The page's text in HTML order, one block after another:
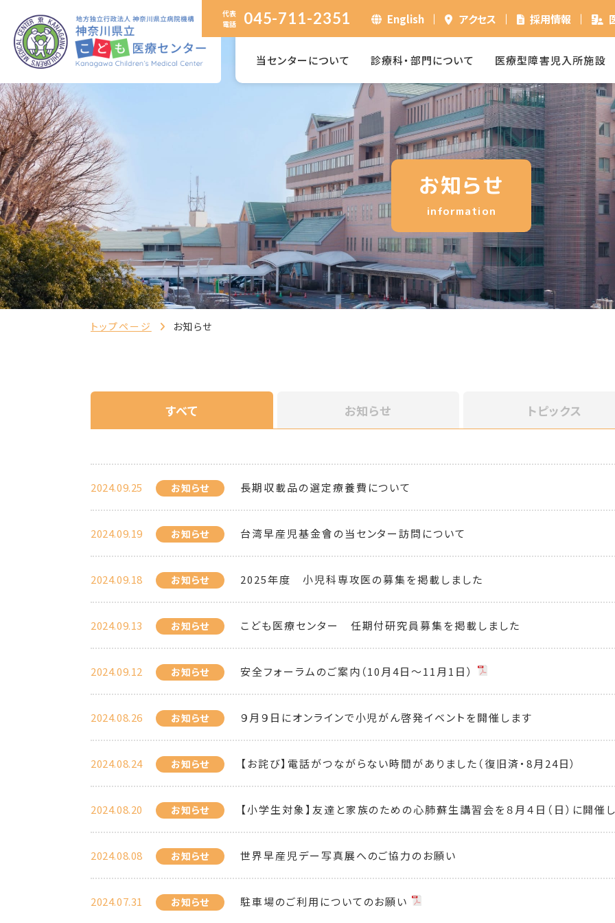
代表
電話
045-711-2351 English アクセス 採用情報
当センターについて 診療科・部門について 医療型障害児入所施設
お知らせ
information
トップページ お知らせ
すべて お知らせ トピックス
2024.09.25 お知らせ 長期収載品の選定療養費について
2024.09.19 お知らせ 台湾早産児基金會の当センター訪問について
2024.09.18 お知らせ 2025年度 小児科専攻医の募集を掲載しました
2024.09.13 お知らせ こども医療センター 任期付研究員募集を掲載しました
2024.09.12 お知らせ 安全フォーラムのご案内（10月4日〜11月1日）
2024.08.26 お知らせ ９月９日にオンラインで小児がん啓発イベントを開催します
2024.08.24 お知らせ 【お詫び】電話がつながらない時間がありました（復旧済・8月24日）
2024.08.20 お知らせ 【小学生対象】友達と家族のための心肺蘇生講習会を８月４日（日）に開催
2024.08.08 お知らせ 世界早産児デー写真展へのご協力のお願い
2024.07.31 お知らせ 駐車場のご利用についてのお願い